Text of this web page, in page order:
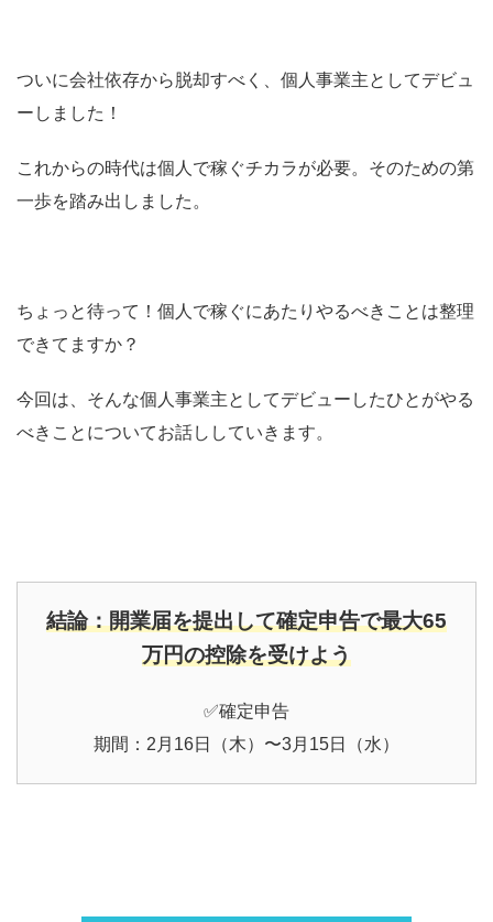
ついに会社依存から脱却すべく、個人事業主としてデビュ
ーしました！
これからの時代は個人で稼ぐチカラが必要。そのための第
一歩を踏み出しました。
ちょっと待って！個人で稼ぐにあたりやるべきことは整理
できてますか？
今回は、そんな個人事業主としてデビューしたひとがやる
べきことについてお話ししていきます。
結論：開業届を提出して確定申告で最大65
万円の控除を受けよう
✅確定申告
期間：2月16日（木）〜3月15日（水）